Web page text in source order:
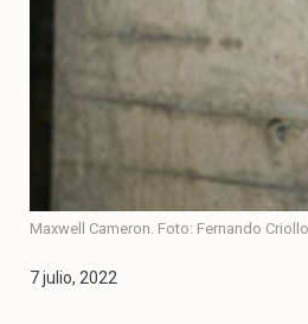
Maxwell Cameron. Foto: Fernando
7 julio, 2022